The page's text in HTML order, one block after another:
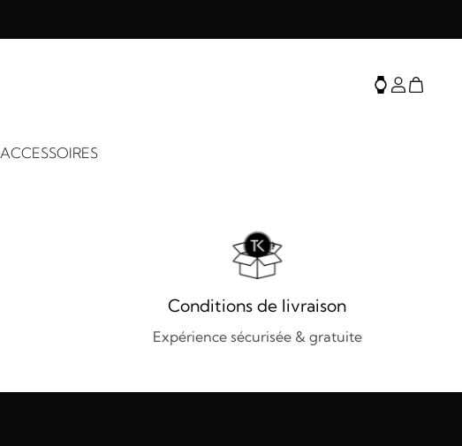
ACCESSOIRES
Conditions de livraison
Expérience sécurisée & gratuite